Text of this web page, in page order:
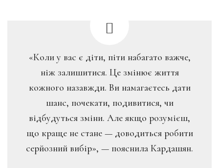
«Коли у вас є діти, піти набагато важче,
ніж залишитися. Це змінює життя
кожного назавжди. Ви намагаєтесь дати
шанс, почекати, подивитися, чи
відбудуться зміни. Але якщо розумієш,
що краще не стане — доводиться робити
серйозний вибір», — пояснила Кардашян.